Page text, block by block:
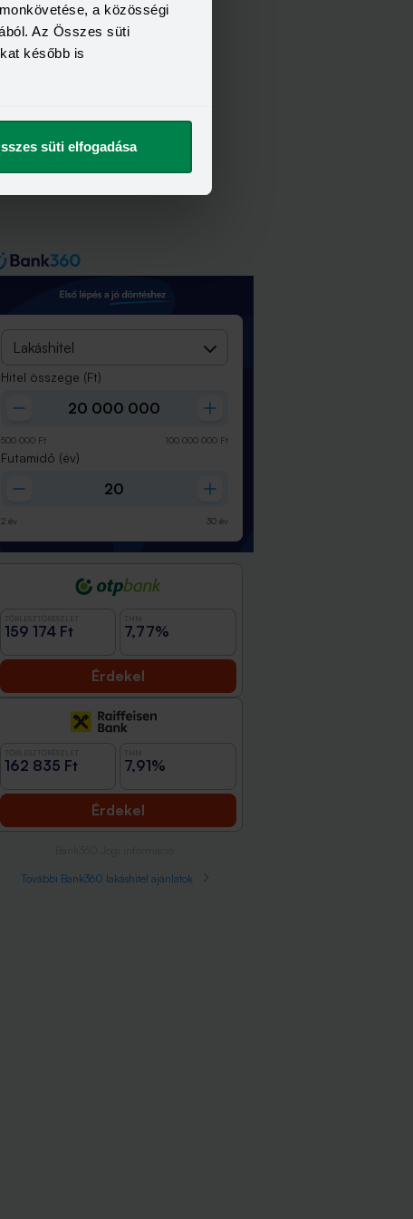
a közösségi
Az Összes süti
később is
süti elfogadása
Lakáshitel
Hitel összege (Ft)
500 000 Ft 100 000 000 Ft
Futamidő (év)
2 év 30 év
159 174 Ft 7,77%
Érdekel
162 835 Ft 7,91%
Érdekel
További Bank360 lakáshitel ajánlatok